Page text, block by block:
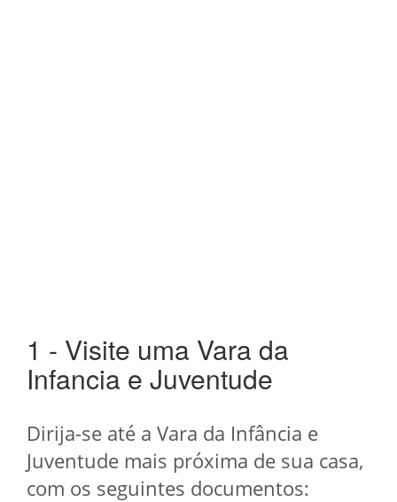
1 - Visite uma Vara da
Infancia e Juventude
Dirija-se até a Vara da Infância e
Juventude mais próxima de sua casa,
com os seguintes documentos: